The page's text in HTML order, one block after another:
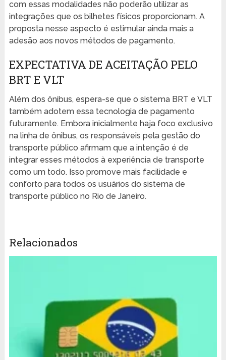
com essas modalidades não poderão utilizar as
integrações que os bilhetes físicos proporcionam. A
proposta nesse aspecto é estimular ainda mais a
adesão aos novos métodos de pagamento.
EXPECTATIVA DE ACEITAÇÃO PELO
BRT E VLT
Além dos ônibus, espera-se que o sistema BRT e VLT
também adotem essa tecnologia de pagamento
futuramente. Embora inicialmente haja foco exclusivo
na linha de ônibus, os responsáveis pela gestão do
transporte público afirmam que a intenção é de
integrar esses métodos à experiência de transporte
como um todo. Isso promove mais facilidade e
conforto para todos os usuários do sistema de
transporte público no Rio de Janeiro.
Relacionados